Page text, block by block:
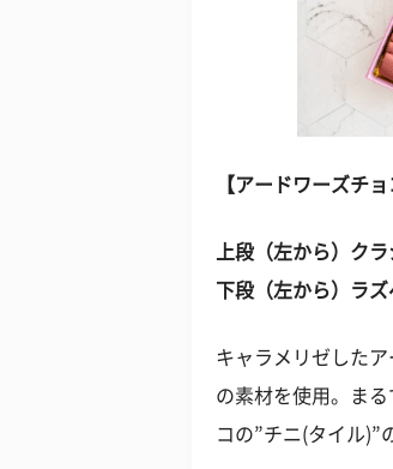
【アードワーズチ
上段（左から）ク
下段（左から）ラ
キャラメリゼした
の素材を使用。ま
コの”チニ(タイル)”